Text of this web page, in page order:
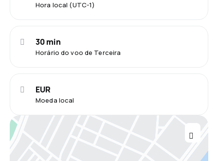
Hora local (UTC-1)
Horário do voo de Terceira
30 min
Moeda local
EUR